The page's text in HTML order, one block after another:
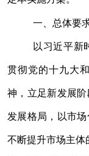
一、总体要
以习近平新
贯彻党的十九大
神，立足新发展
发展格局，以市
不断提升市场主体